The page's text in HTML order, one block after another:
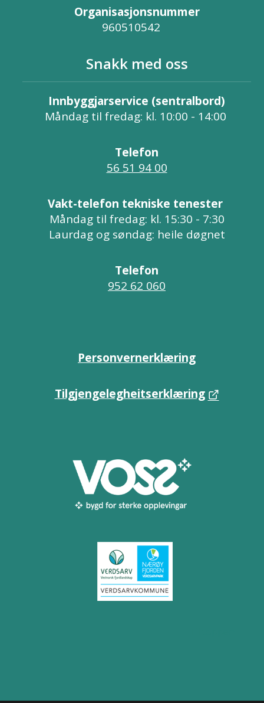
Organisasjonsnummer
960510542
Snakk med oss
Innbyggjarservice (sentralbord)
Måndag til fredag: kl. 10:00 - 14:00
Telefon
56 51 94 00
Vakt-telefon tekniske tenester
Måndag til fredag: kl. 15:30 - 7:30
Laurdag og søndag: heile døgnet
Telefon
952 62 060
Personvernerklæring
Tilgjengelegheitserklæring